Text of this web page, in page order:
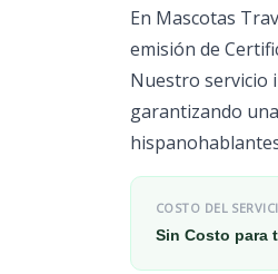
En Mascotas
emisión de
Nuestro servicio
garantizando
COSTO DEL
Sin Costo para